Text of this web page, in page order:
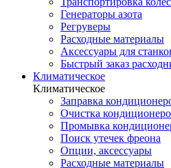
Генераторы азота
Регруверы
Расходные материалы
Аксессуары для
Быстрый заказ
Климатическое
Климатическое
Заправка
Очистка
Промывка
Поиск утечек фреона
Опции, аксессуары
Расходные материалы